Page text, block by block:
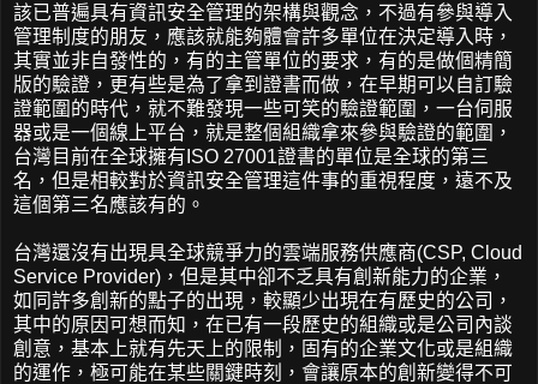
該已普遍具有資訊安全管理的架構與觀念，不過有參與導入
管理制度的朋友，應該就能夠體會許多單位在決定導入時，
其實並非自發性的，有的主管單位的要求，有的是做個精簡
版的驗證，更有些是為了拿到證書而做，在早期可以自訂驗
證範圍的時代，就不難發現一些可笑的驗證範圍，一台伺服
器或是一個線上平台，就是整個組織拿來參與驗證的範圍，
台灣目前在全球擁有ISO 27001證書的單位是全球的第三
名，但是相較對於資訊安全管理這件事的重視程度，遠不及
這個第三名應該有的。
台灣還沒有出現具全球競爭力的雲端服務供應商(CSP, Cloud
Service Provider)，但是其中卻不乏具有創新能力的企業，
如同許多創新的點子的出現，較顯少出現在有歷史的公司，
其中的原因可想而知，在已有一段歷史的組織或是公司內談
創意，基本上就有先天上的限制，固有的企業文化或是組織
的運作，極可能在某些關鍵時刻，會讓原本的創新變得不可